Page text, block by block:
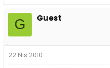
G Guest
22 Nis 2010